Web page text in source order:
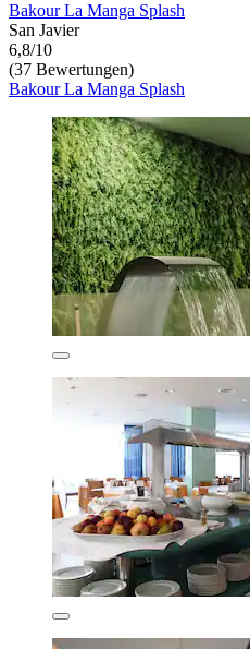
Bakour La Manga Splash
San Javier
6,8/10
(37 Bewertungen)
Bakour La Manga Splash